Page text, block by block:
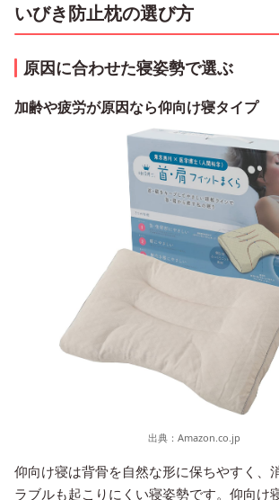
いびき防止枕の選び方
原因に合わせた寝姿勢で選ぶ
加齢や疲労が原因なら仰向け寝タイプ
出典： Amazon.co.jp
仰向け寝は背骨を自然な形に保ちやすく、
ラブルも起こりにくい寝姿勢です。仰向け